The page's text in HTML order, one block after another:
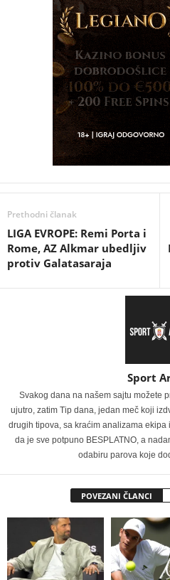
Prethodni članak
LIGA EVROPE: Remi Porta i
Rome, AZ Alkmar ubedljiv
protiv Galatasaraja
Sport
Svakog dana na našem sajtu možete
ujutro, zatim Tip dana, jedan meč koji
drugih tipova, sa kraćim analizama
da je sve potpuno BESPLATNO, a
odabiru parova koje
POVEZANI ČLANCI